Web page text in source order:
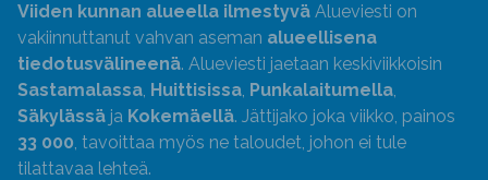
Viiden kunnan alueella ilmestyvä Alueviesti on
vakiinnuttanut vahvan aseman alueellisena
tiedotusvälineenä. Alueviesti jaetaan keskiviikkoisin
Sastamalassa, Huittisissa, Punkalaitumella,
Säkylässä ja Kokemäellä. Jättijako joka viikko, painos
33 000, tavoittaa myös ne taloudet, johon ei tule
tilattavaa lehteä.